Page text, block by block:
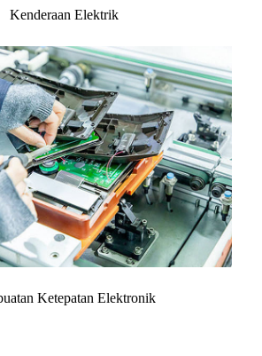
Kenderaan Elektrik
Ketepatan Elektronik